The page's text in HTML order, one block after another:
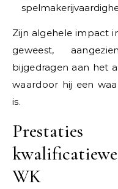
Zijn algehele impact
geweest,
bijgedragen aan het
waardoor hij een
is.
WK